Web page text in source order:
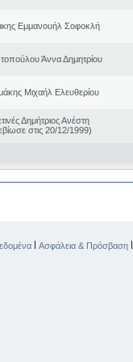
Εμμανουήλ Σοφοκλή
Άννα Δημητρίου
Μιχαήλ Ελευθερίου
Δημήτριος Ανέστη
στις 20/12/1999)
| Ασφάλεια & Πρόσβαση